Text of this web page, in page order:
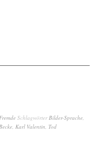
SchlagwörterBilder-Sprache,
, Karl Valentin, Tod